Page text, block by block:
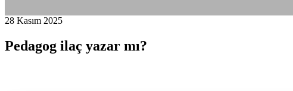
28 Kasım 2025
Pedagog ilaç yazar mı?